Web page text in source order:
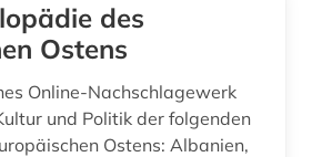
(1)
des
Ostens
Online-Nachschlagewerk
und Politik der folgenden
Ostens: Albanien,